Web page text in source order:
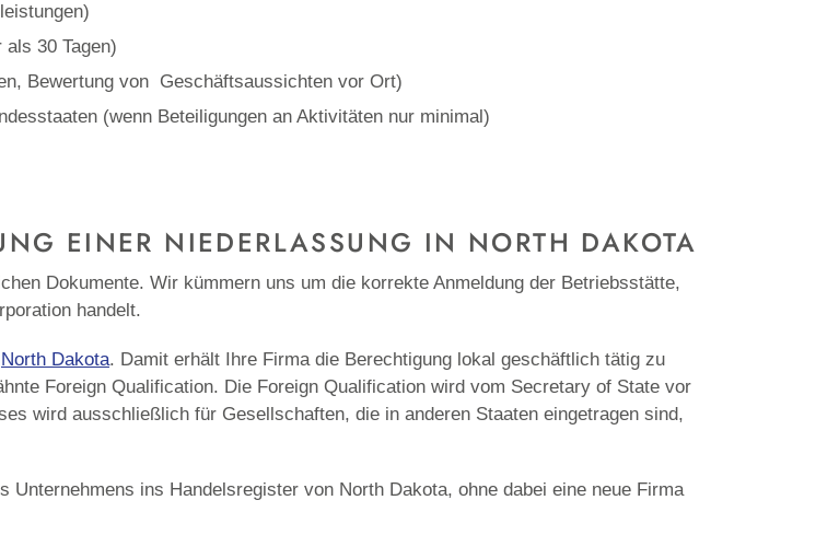
30 Tagen)
Bewertung von Geschäftsaussichten vor Ort)
(wenn Beteiligungen an Aktivitäten nur minimal)
EINER NIEDERLASSUNG IN NORTH DAKOTA
Dokumente. Wir kümmern uns um die korrekte Anmeldung der Betriebsstätte,
handelt.
North Dakota. Damit erhält Ihre Firma die Berechtigung lokal geschäftlich tätig zu
Foreign Qualification. Die Foreign Qualification wird vom Secretary of State vor
wird ausschließlich für Gesellschaften, die in anderen Staaten eingetragen sind,
Unternehmens ins Handelsregister von North Dakota, ohne dabei eine neue Firma